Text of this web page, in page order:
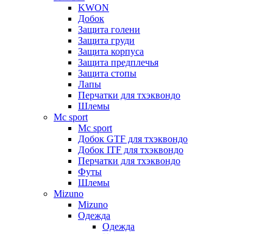
KWON
Добок
Защита голени
Защита груди
Защита корпуса
Защита предплечья
Защита стопы
Лапы
Перчатки для тхэквондо
Шлемы
Mс sport
Mс sport
Добок GTF для тхэквондо
Добок ITF для тхэквондо
Перчатки для тхэквондо
Футы
Шлемы
Mizuno
Mizuno
Одежда
Одежда